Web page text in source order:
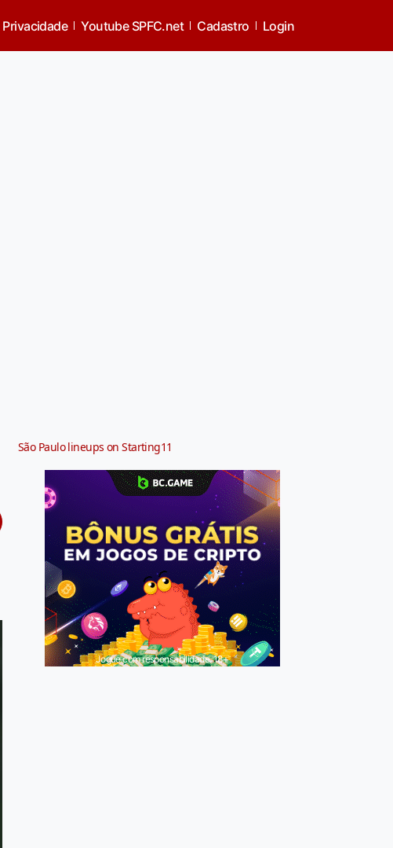
Privacidade Youtube SPFC.net Cadastro Login
São Paulo lineups on Starting11
Jogue com responsabilidade. 18+